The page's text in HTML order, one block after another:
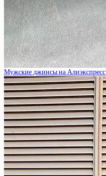
Мужские джинсы на Алиэкспресс